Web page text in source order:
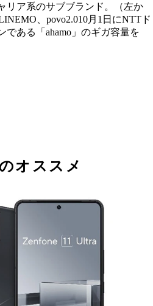
行なうキャリア系のサブブラン
モバイルは最大で3万6000円相当
がもらえるキャンペーンが強力す
リア系のサブブランド。（左か
、povo2.010月1日にNTTド
である「ahamo」のギガ容量を
オススメ